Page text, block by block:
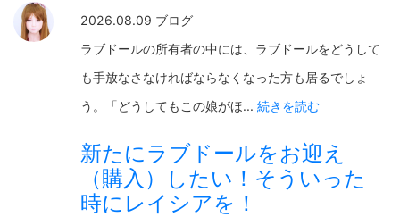
2026.08.09 ブログ
ラブドールの所有者の中には、ラブドールをどうして
も手放なさなければならなくなった方も居るでしょ
う。「どうしてもこの娘がほ... 続きを読む
新たにラブドールをお迎え
（購入）したい！そういった
時にレイシアを！